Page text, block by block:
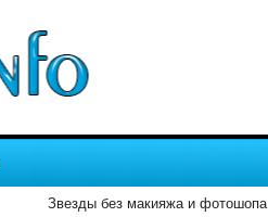
Звезды без макияжа и фотошопа